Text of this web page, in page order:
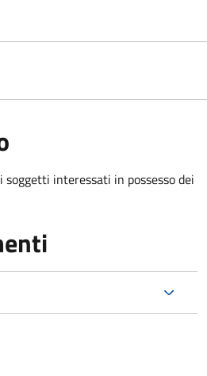
interessati in possesso dei